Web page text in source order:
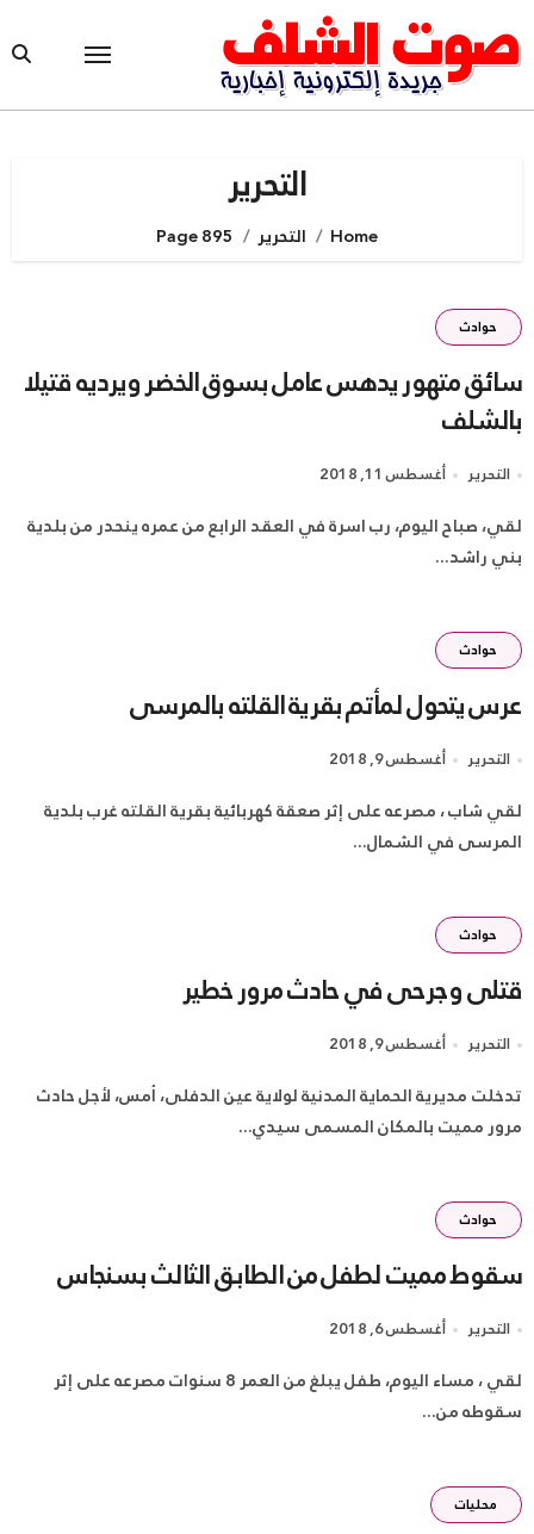
to
content
التحرير
Home التحرير Page 895
حوادث
سائق متهور يدهس عامل بسوق الخضر ويرديه قتيلا
بالشلف
التحرير أغسطس 11, 2018
لقي، صباح اليوم، رب اسرة في العقد الرابع من عمره ينحدر من بلدية
بني راشد...
حوادث
عرس يتحول لمأتم بقرية القلته بالمرسى
التحرير أغسطس 9, 2018
لقي شاب ، مصرعه على إثر صعقة كهربائية بقرية القلته غرب بلدية
المرسى في الشمال...
حوادث
قتلى وجرحى في حادث مرور خطير
التحرير أغسطس 9, 2018
تدخلت مديرية الحماية المدنية لولاية عين الدفلى، أمس، لأجل حادث
مرور مميت بالمكان المسمى سيدي...
حوادث
سقوط مميت لطفل من الطابق الثالث بسنجاس
التحرير أغسطس 6, 2018
لقي ، مساء اليوم، طفل يبلغ من العمر 8 سنوات مصرعه على إثر
سقوطه من...
محليات